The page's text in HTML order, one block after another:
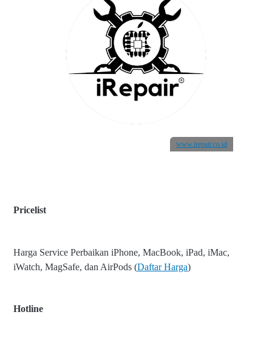
www.irepair.co.id
Pricelist
Harga Service Perbaikan iPhone, MacBook, iPad, iMac,
iWatch, MagSafe, dan AirPods (Daftar Harga)
Hotline